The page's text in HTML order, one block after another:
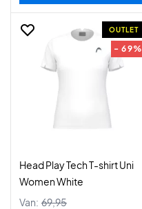
OUTLET
- 69%
Head Play Tech T-shirt Uni
Women White
Van: 69,95